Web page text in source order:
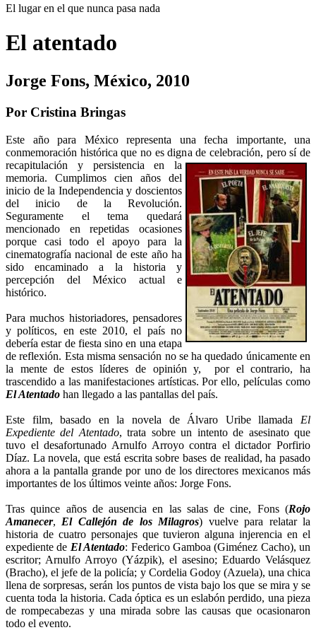
El lugar en el que nunca pasa nada
El atentado
Jorge Fons, México, 2010
Por Cristina Bringas
Este año para México representa una fecha importante, una
conmemoración histórica que no es digna de celebración, pero sí de
recapitulación y persistencia en la
memoria. Cumplimos cien años del
inicio de la Independencia y doscientos
del inicio de la Revolución.
Seguramente el tema quedará
mencionado en repetidas ocasiones
porque casi todo el apoyo para la
cinematografía nacional de este año ha
sido encaminado a la historia y
percepción del México actual e
histórico.
Para muchos historiadores, pensadores
y políticos, en este 2010, el país no
debería estar de fiesta sino en una etapa
de reflexión. Esta misma sensación no se ha quedado únicamente en
la mente de estos líderes de opinión y, por el contrario, ha
trascendido a las manifestaciones artísticas. Por ello, películas como
El Atentado han llegado a las pantallas del país.
Este film, basado en la novela de Álvaro Uribe llamada El
Expediente del Atentado, trata sobre un intento de asesinato que
tuvo el desafortunado Arnulfo Arroyo contra el dictador Porfirio
Díaz. La novela, que está escrita sobre bases de realidad, ha pasado
ahora a la pantalla grande por uno de los directores mexicanos más
importantes de los últimos veinte años: Jorge Fons.
Tras quince años de ausencia en las salas de cine, Fons (Rojo
Amanecer, El Callejón de los Milagros) vuelve para relatar la
historia de cuatro personajes que tuvieron alguna injerencia en el
expediente de El Atentado: Federico Gamboa (Giménez Cacho), un
escritor; Arnulfo Arroyo (Yázpik), el asesino; Eduardo Velásquez
(Bracho), el jefe de la policía; y Cordelia Godoy (Azuela), una chica
llena de sorpresas, serán los puntos de vista bajo los que se mira y se
cuenta toda la historia. Cada óptica es un eslabón perdido, una pieza
de rompecabezas y una mirada sobre las causas que ocasionaron
todo el evento.